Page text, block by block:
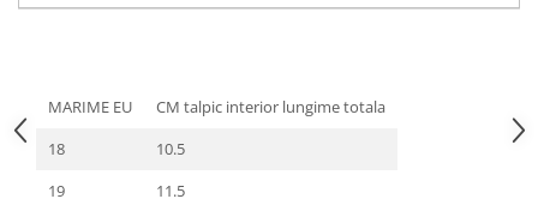
MARIME EU
CM talpic interior lungime totala
18
10.5
19
11.5